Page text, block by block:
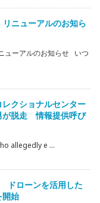
ニューアルのお知ら
ューアルのお知らせ いつ
クショナルセンター
が脱走 情報提供呼び
allegedly e ...
ドローンを活用した
開始